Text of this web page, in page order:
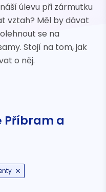
úlevu při zármutku
vztah? Měl by dávat
se na
Stojí na tom, jak
o něj.
Příbram a